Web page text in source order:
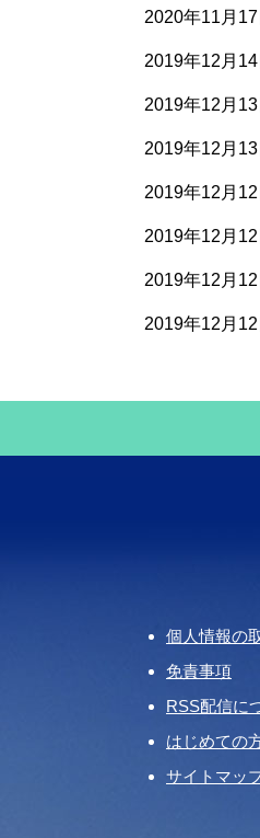
2020年11月
2019年12月
2019年12月
2019年12月
2019年12月
2019年12月
2019年12月
2019年12月
個人情報の
免責事項
RSS配信に
はじめての
サイトマッ